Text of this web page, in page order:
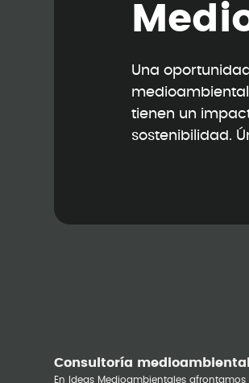
M edi
Una
tienen un
sostenibilidad.
Consultoría
En Ideas Medioambientales